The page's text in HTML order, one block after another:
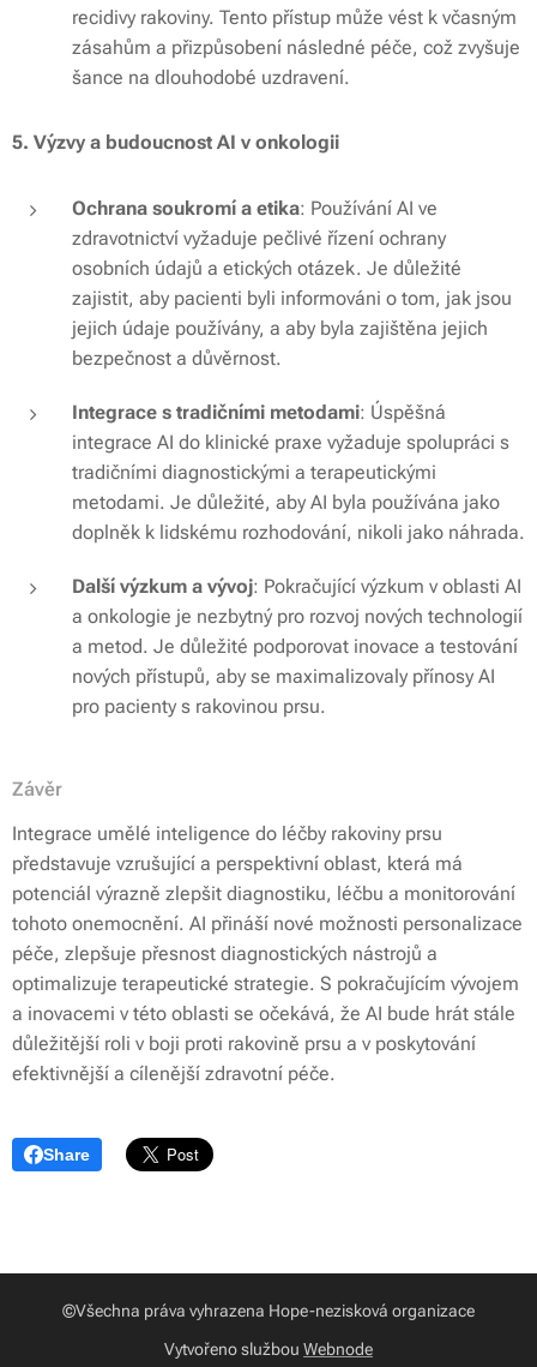
recidivy rakoviny. Tento přístup může vést k včasným
zásahům a přizpůsobení následné péče, což zvyšuje
šance na dlouhodobé uzdravení.
5. Výzvy a budoucnost AI v onkologii
Ochrana soukromí a etika: Používání AI ve
zdravotnictví vyžaduje pečlivé řízení ochrany
osobních údajů a etických otázek. Je důležité
zajistit, aby pacienti byli informováni o tom, jak jsou
jejich údaje používány, a aby byla zajištěna jejich
bezpečnost a důvěrnost.
Integrace s tradičními metodami: Úspěšná
integrace AI do klinické praxe vyžaduje spolupráci s
tradičními diagnostickými a terapeutickými
metodami. Je důležité, aby AI byla používána jako
doplněk k lidskému rozhodování, nikoli jako náhrada.
Další výzkum a vývoj: Pokračující výzkum v oblasti AI
a onkologie je nezbytný pro rozvoj nových technologií
a metod. Je důležité podporovat inovace a testování
nových přístupů, aby se maximalizovaly přínosy AI
pro pacienty s rakovinou prsu.
Závěr
Integrace umělé inteligence do léčby rakoviny prsu
představuje vzrušující a perspektivní oblast, která má
potenciál výrazně zlepšit diagnostiku, léčbu a monitorování
tohoto onemocnění. AI přináší nové možnosti personalizace
péče, zlepšuje přesnost diagnostických nástrojů a
optimalizuje terapeutické strategie. S pokračujícím vývojem
a inovacemi v této oblasti se očekává, že AI bude hrát stále
důležitější roli v boji proti rakovině prsu a v poskytování
efektivnější a cílenější zdravotní péče.
Share
©Všechna práva vyhrazena Hope-nezisková organizace
Vytvořeno službou Webnode